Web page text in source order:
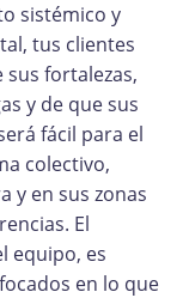
sistémico y
tus clientes
fortalezas,
y de que sus
fácil para el
colectivo,
y en sus zonas
El
equipo, es
en lo que